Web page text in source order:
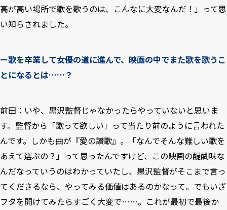
高が高い場所で歌を歌うのは、こんなに大変なんだ！」って思
い知らされました。
ー歌を卒業して女優の道に進んで、映画の中でまた歌を歌うこ
とになるとは……？
前田：いや、黒沢監督じゃなかったらやっていないと思いま
す。監督から「歌って欲しい」って当たり前のように言われた
んです。しかも曲が『愛の讃歌』。「なんでそんな難しい歌を
あえて選ぶの？」って思ったんですけど、この映画の醍醐味な
んだなっていうのはわかっていたし、黒沢監督がそこまで言っ
てくださるなら、やってみる価値はあるのかなって。でもいざ
フタを開けてみたらすごく大変で……。これが最初で最後か